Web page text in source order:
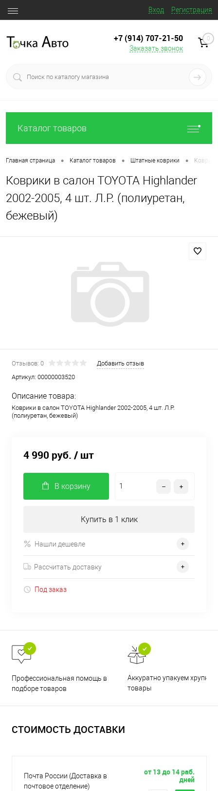
Вход Регистрация
+7 (914) 707‒21‒50
Заказать звонок
0
Каталог товаров
Главная страница • Каталог товаров • Штатные коврики •
Коврики в салон TOYOTA Highlander
2002-2005, 4 шт. Л.Р. (полиуретан,
бежевый)
Отзывов: 0
Добавить отзыв
Артикул: 00000003520
Описание товара:
Коврики в салон TOYOTA Highlander 2002-2005, 4 шт. Л.Р.
(полиуретан, бежевый)
4 990 руб. / шт
В корзину
Купить в 1 клик
Нашли дешевле
Рассчитать доставку
Под заказ
Профессиональная помощь в
подборе товаров
Аккуратно упакуем хрупкие
товары
СТОИМОСТЬ ДОСТАВКИ
Почта России (Доставка в
почтовое отделение)
от 13 до 14 раб.
дней